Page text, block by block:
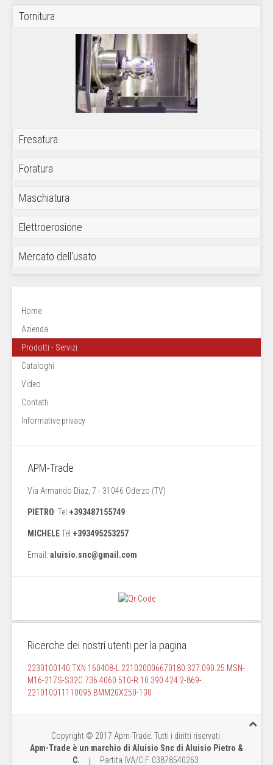
Tornitura
Fresatura
INSERTI
Foratura
Maschiatura
Elettroerosione
Mercato dell'usato
Home
Azienda
Prodotti - Servizi
Cataloghi
Video
Contatti
Informative privacy
APM-Trade
Via Armando Diaz, 7 - 31046 Oderzo (TV)
PIETRO Tel. +393487155749
MICHELETel. +393495253257
Email: aluisio.snc@gmail.com
Ricerche dei nostri utenti per la pagina
2230100140 TXN 160408-L 221020006670180 327.090.25 MSN-
M16-217S-S32C 736.4060.510-R 10.390 424.2-869-...
221010011110095 BMM20X250-130
Copyright © 2017 Apm-Trade. Tutti i diritti riservati.
Apm-Trade è un marchio di Aluisio Snc di Aluisio Pietro &
C.
Partita IVA/C.F. 03878540263